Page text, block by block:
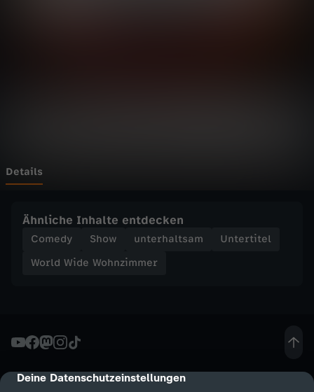
cmp-dialog-description
Deine Datenschutzeinstellungen
n
i
e
r
Details
Ähnliche Inhalte entdecken
Comedy Show unterhaltsam
Untertitel
World Wide Wohnzimmer